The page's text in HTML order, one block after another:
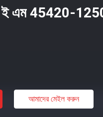
ই এম 45420-1250
আমাদের মেইল ​​করুন